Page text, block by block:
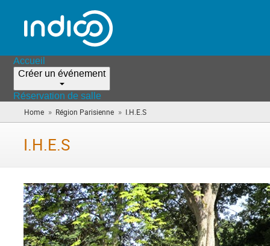
Accueil
Créer un événement
Réservation de salle
Home » Région Parisienne » I.H.E.S
êtes
I.H.E.S